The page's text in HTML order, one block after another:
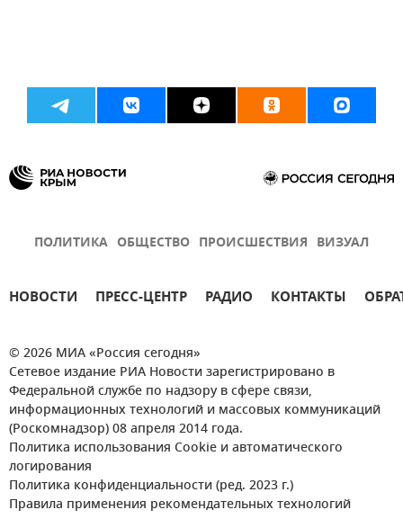
ПОЛИТИКА ОБЩЕСТВО ПРОИСШЕСТВИЯ ВИЗУАЛ
НОВОСТИ ПРЕСС-ЦЕНТР РАДИО КОНТАКТЫ
© 2026 МИА «Россия сегодня»
Сетевое издание РИА Новости зарегистрировано в
Федеральной службе по надзору в сфере связи,
информационных технологий и массовых коммуникаций
(Роскомнадзор) 08 апреля 2014 года.
Политика использования Cookie и автоматического
логирования
Политика конфиденциальности (ред. 2023 г.)
Правила применения рекомендательных технологий